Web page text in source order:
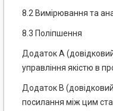
8.2 Вимірювання та
8.3 Поліпшення
Додаток А
управління якістю в
Додаток В
посилання між цим